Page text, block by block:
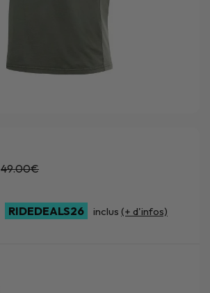
49.00€
RIDEDEALS26 inclus (+ d'infos)